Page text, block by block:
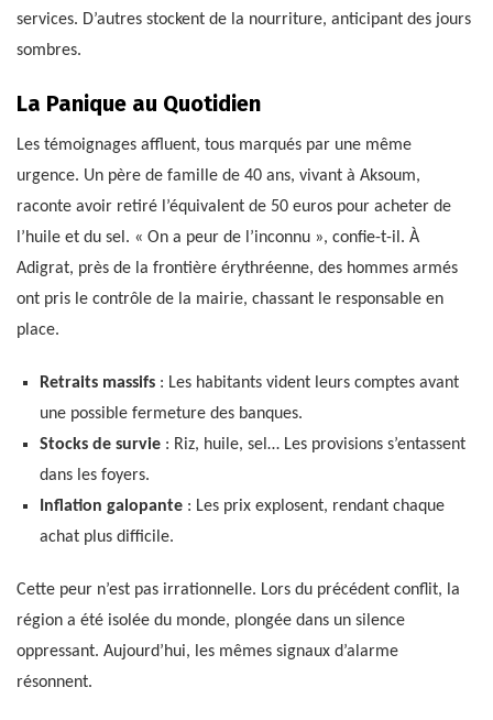
services. D’autres stockent de la nourriture, anticipant des jours
sombres.
La Panique au Quotidien
Les témoignages affluent, tous marqués par une même
urgence. Un père de famille de 40 ans, vivant à Aksoum,
raconte avoir retiré l’équivalent de 50 euros pour acheter de
l’huile et du sel. « On a peur de l’inconnu », confie-t-il. À
Adigrat, près de la frontière érythréenne, des hommes armés
ont pris le contrôle de la mairie, chassant le responsable en
place.
Retraits massifs: Les habitants vident leurs comptes avant
une possible fermeture des banques.
Stocks de survie: Riz, huile, sel… Les provisions s’entassent
dans les foyers.
Inflation galopante: Les prix explosent, rendant chaque
achat plus difficile.
Cette peur n’est pas irrationnelle. Lors du précédent conflit, la
région a été isolée du monde, plongée dans un silence
oppressant. Aujourd’hui, les mêmes signaux d’alarme
résonnent.